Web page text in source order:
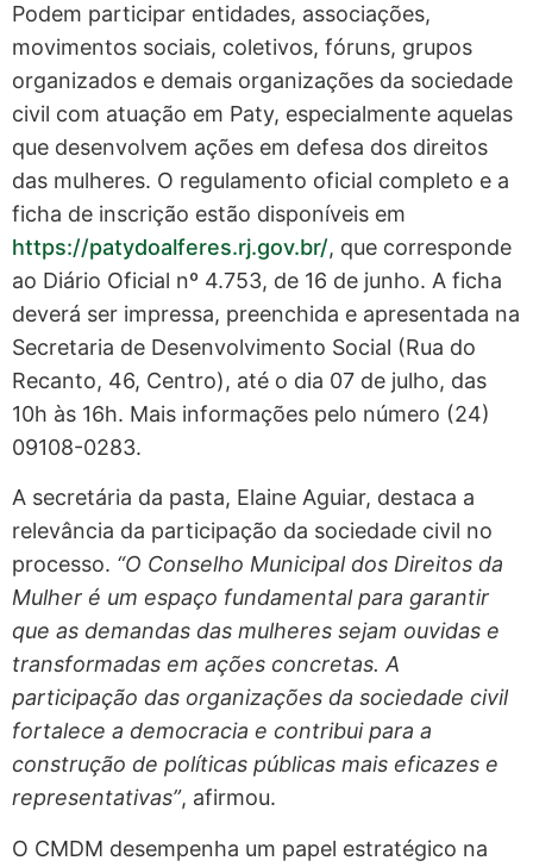
Podem participar entidades, associações,
movimentos sociais, coletivos, fóruns, grupos
organizados e demais organizações da sociedade
civil com atuação em Paty, especialmente aquelas
que desenvolvem ações em defesa dos direitos
das mulheres. O regulamento oficial completo e a
ficha de inscrição estão disponíveis em
https://patydoalferes.rj.gov.br/, que corresponde
ao Diário Oficial nº 4.753, de 16 de junho. A ficha
deverá ser impressa, preenchida e apresentada na
Secretaria de Desenvolvimento Social (Rua do
Recanto, 46, Centro), até o dia 07 de julho, das
10h às 16h. Mais informações pelo número (24)
09108-0283.
A secretária da pasta, Elaine Aguiar, destaca a
relevância da participação da sociedade civil no
processo. “O Conselho Municipal dos Direitos da
Mulher é um espaço fundamental para garantir
que as demandas das mulheres sejam ouvidas e
transformadas em ações concretas. A
participação das organizações da sociedade civil
fortalece a democracia e contribui para a
construção de políticas públicas mais eficazes e
representativas”, afirmou.
O CMDM desempenha um papel estratégico na